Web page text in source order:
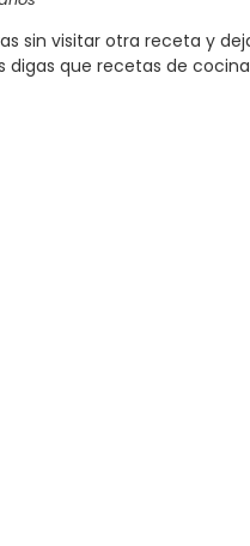
sin visitar otra receta y
digas que recetas de